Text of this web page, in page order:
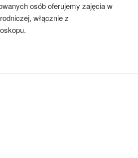
osób oferujemy zajęcia w
włącznie z